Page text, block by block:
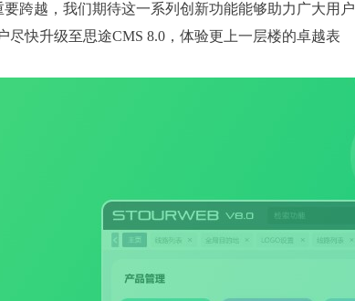
跨越，我们期待这一系列创新功能能够助力广大用户
快升级至思途CMS 8.0，体验更上一层楼的卓越表